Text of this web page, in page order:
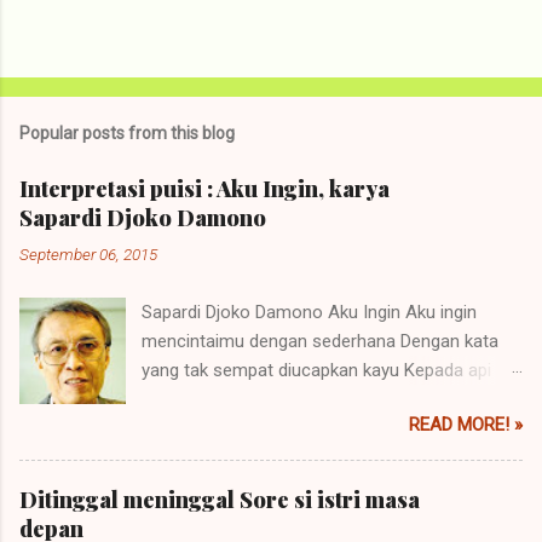
Popular posts from this blog
Interpretasi puisi : Aku Ingin, karya
Sapardi Djoko Damono
September 06, 2015
Sapardi Djoko Damono Aku Ingin Aku ingin
mencintaimu dengan sederhana Dengan kata
yang tak sempat diucapkan kayu Kepada api
dengan sederhana Dengan isyarat yang tak
sempat Disampaikan Awan kepada hujan yang
menjadikannya tiada. Hai, teman-teman. Saya
kembali menulis! Kali ini saya pengen nulis
READ MORE! »
Ditinggal meninggal Sore si istri masa
depan